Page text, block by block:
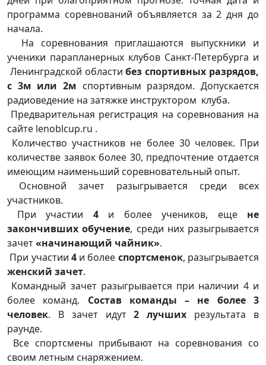
программа соревнований объявляется за 2 дня до
начала.
На соревнования приглашаются выпускники и
ученики парапланерных клубов Санкт-Петербурга и
Ленинградской областибез спортивных разрядов,
с 3м или 2м спортивным разрядом. Допускается
радиоведение на затяжке инструктором клуба.
Предварительная регистрация на соревнования на
сайте lenoblcup.ru .
Количество участников не более 30 человек. При
количестве заявок более 30, предпочтение отдается
имеющим наименьший соревновательный опыт.
Основной зачет разыгрывается среди всех
участников.
При участии 4и более учеников, еще не
закончивших обучение, среди них разыгрывается
зачет«начинающий чайник».
При участии 4 и более спортсменок, разыгрывается
женский зачет.
Командный зачет разыгрывается при наличии 4 и
более команд. Состав команды – не более 3
человек. В зачет идут2 лучших результата в
раунде.
Все спортсмены прибывают на соревнования со
своим летным снаряжением.